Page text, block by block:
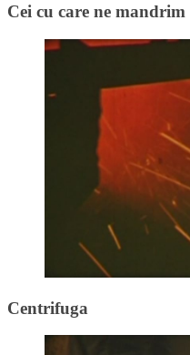
Cei cu care ne mandrim
Centrifuga